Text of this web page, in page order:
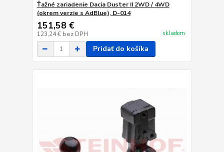
Ťažné zariadenie Dacia Duster II 2WD / 4WD
(okrem verzie s AdBlue), D-014
151,58 €
123,24 € bez DPH skladom
Pridať do košíka